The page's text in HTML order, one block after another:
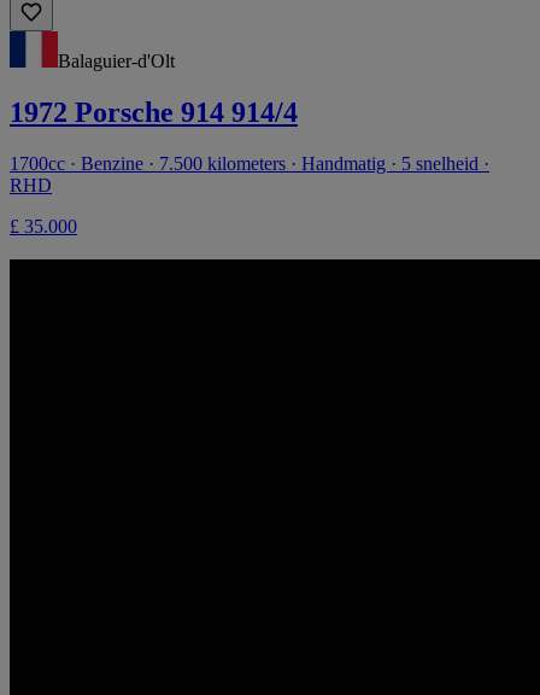
Balaguier-d'Olt
1972 Porsche 914 914/4
1700cc · Benzine · 7.500 kilometers · Handmatig · 5 snelheid ·
RHD
£ 35.000